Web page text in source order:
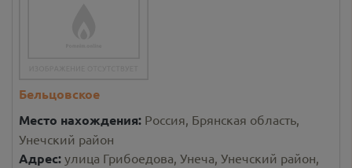
Бельцовское
Место нахождения: Россия, Брянская область,
Унечский район
Адрес: улица Грибоедова, Унеча, Унечский район,